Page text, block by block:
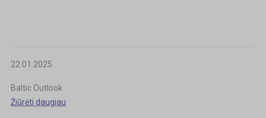
22.01.2025
Baltic Outlook
Žiūrėti daugiau